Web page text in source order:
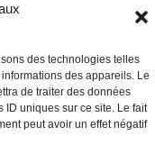
des technologies telles
des appareils. Le
de traiter des données
uniques sur ce site. Le fait
peut avoir un effet négatif